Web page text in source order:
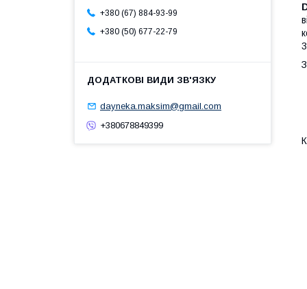
+380 (67) 884-93-99
+380 (50) 677-22-79
dayneka.maksim@gmail.com
+380678849399